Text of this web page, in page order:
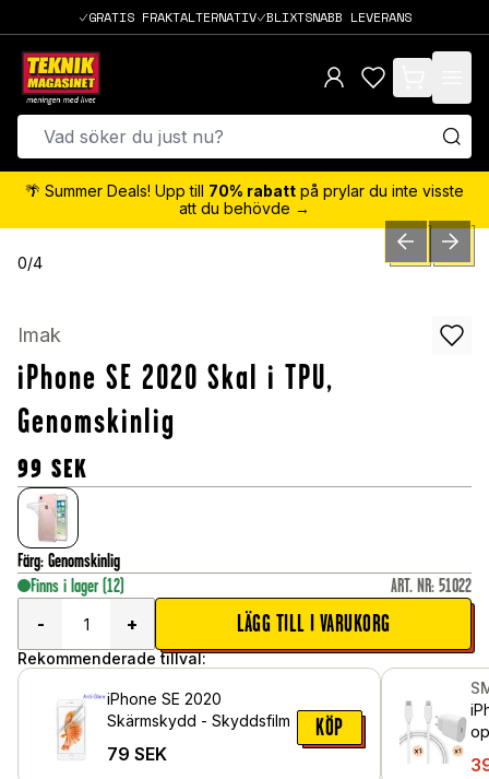
GRATIS FRAKTALTERNATIV BLIXTSNABB LEVERANS
items in cart,
🌴 Summer Deals! Upp till 70% rabatt på prylar du inte visste
att du behövde →
0/4 PREVIOUSNEXT
Imak
iPhone SE 2020 Skal i TPU,
Genomskinlig
99 SEK
Färg: Genomskinlig
Finns i lager (12) ART. NR: 51022
-
+ LÄGG TILL I VARUKORG
Rekommenderade tillval:
iPhone SE 2020
Skärmskydd - Skyddsfilm
79 SEK
KÖP